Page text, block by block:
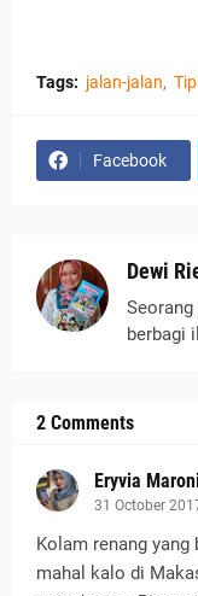
Tags: jalan-jalan
Facebook
Dewi
berbagi
2 Comments
Eryvia
31 October
Kolam renang
mahal kalo di